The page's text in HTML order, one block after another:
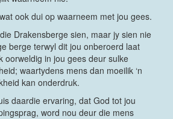
ook dui op waarneem met jou gees.
Drakensberge sien, maar jy sien nie
berge terwyl dit jou onberoerd laat
oorweldig in jou gees deur sulke
waartydens mens dan moeilik ‘n
kan onderdruk.
daardie ervaring, dat God tot jou
word nou deur die mens